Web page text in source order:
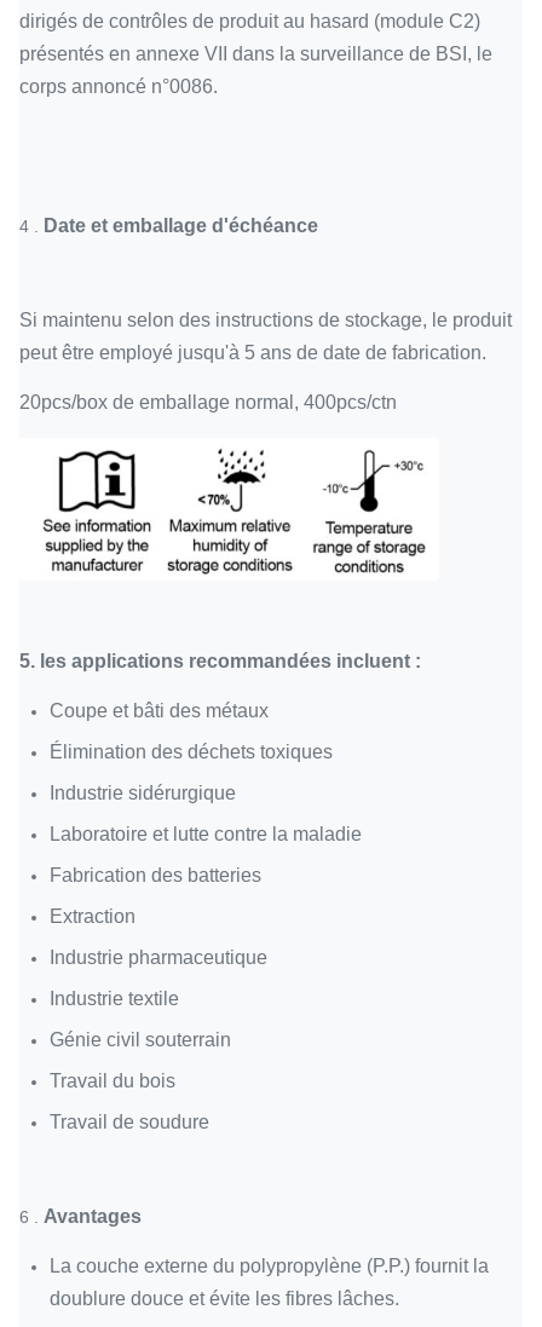
dirigés de contrôles de produit au hasard (module C2)
présentés en annexe VII dans la surveillance de BSI, le
corps annoncé n°0086.
4 . Date et emballage d'échéance
Si maintenu selon des instructions de stockage, le produit
peut être employé jusqu'à 5 ans de date de fabrication.
20pcs/box de emballage normal, 400pcs/ctn
5. les applications recommandées incluent :
Coupe et bâti des métaux
Élimination des déchets toxiques
Industrie sidérurgique
Laboratoire et lutte contre la maladie
Fabrication des batteries
Extraction
Industrie pharmaceutique
Industrie textile
Génie civil souterrain
Travail du bois
Travail de soudure
6 . Avantages
La couche externe du polypropylène (P.P.) fournit la
doublure douce et évite les fibres lâches.